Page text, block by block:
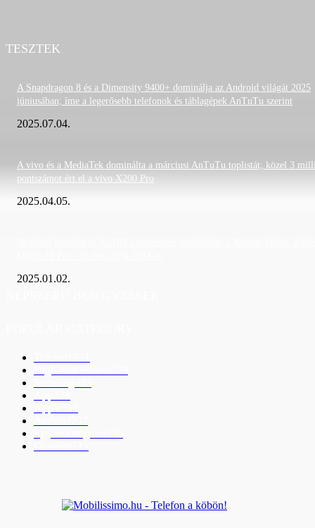
TESZTEK
A Snapdragon 8 és a Dimensity 9400+ dominálja az Android világát 2025
júniusában; íme a legerősebb telefonok és táblagépek AnTuTu szerint
2025.07.04.
A vivo és a MediaTek dominálta a márciusi AnTuTu toplistát; közel 3
pontszámot ért el a vivo X200 Pro
2025.04.05.
2025.01.02.